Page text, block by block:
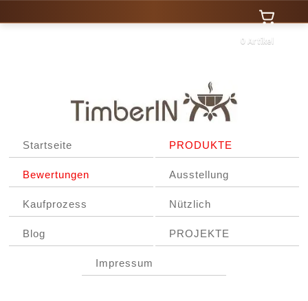
0 Artikel
Startseite PRODUKTE
Bewertungen Ausstellung
Kaufprozess Nützlich
Blog PROJEKTE
Impressum